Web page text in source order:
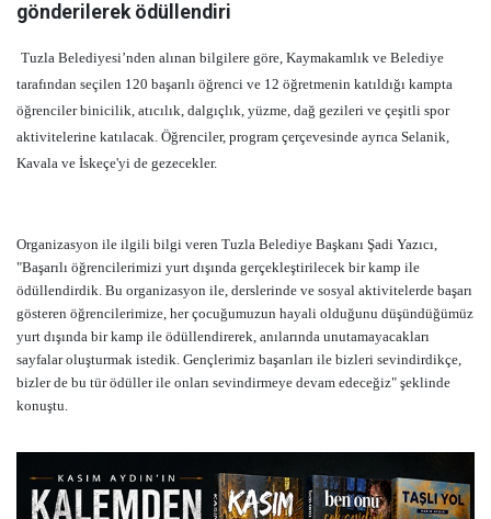
gönderilerek ödüllendiri
Tuzla Belediyesi’nden alınan bilgilere göre, Kaymakamlık ve Belediye
tarafından seçilen 120 başarılı öğrenci ve 12 öğretmenin katıldığı kampta
öğrenciler binicilik, atıcılık, dalgıçlık, yüzme, dağ gezileri ve çeşitli spor
aktivitelerine katılacak. Öğrenciler, program çerçevesinde ayrıca Selanik,
Kavala ve İskeçe'yi de gezecekler.
Organizasyon ile ilgili bilgi veren Tuzla Belediye Başkanı Şadi Yazıcı,
"Başarılı öğrencilerimizi yurt dışında gerçekleştirilecek bir kamp ile
ödüllendirdik. Bu organizasyon ile, derslerinde ve sosyal aktivitelerde başarı
gösteren öğrencilerimize, her çocuğumuzun hayali olduğunu düşündüğümüz
yurt dışında bir kamp ile ödüllendirerek, anılarında unutamayacakları
sayfalar oluşturmak istedik. Gençlerimiz başarıları ile bizleri sevindirdikçe,
bizler de bu tür ödüller ile onları sevindirmeye devam edeceğiz" şeklinde
konuştu.